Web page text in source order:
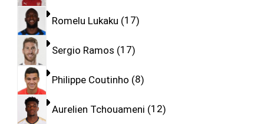
Romelu Lukaku 17
Sergio Ramos 17
Philippe Coutinho 8
Aurelien Tchouameni 12